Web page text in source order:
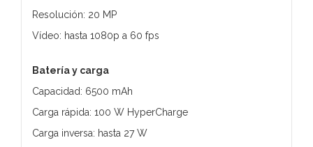
Resolución: 20 MP
Vídeo: hasta 1080p a 60 fps
Batería y carga
Capacidad: 6500 mAh
Carga rápida: 100 W HyperCharge
Carga inversa: hasta 27 W